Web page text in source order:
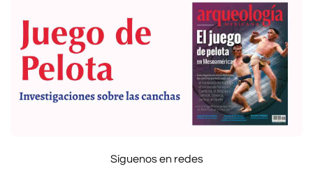
Síguenos en redes